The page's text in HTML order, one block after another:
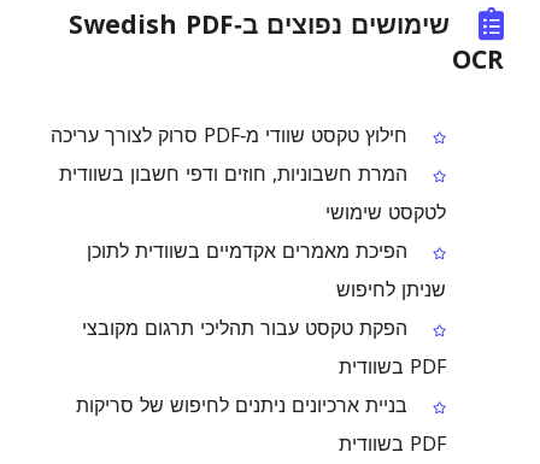
שימושים נפוצים ב‑Swedish PDF
OCR
חילוץ טקסט שוודי מ‑PDF סרוק לצורך עריכה
המרת חשבוניות, חוזים ודפי חשבון בשוודית
לטקסט שימושי
הפיכת מאמרים אקדמיים בשוודית לתוכן
שניתן לחיפוש
הפקת טקסט עבור תהליכי תרגום מקובצי
PDF בשוודית
בניית ארכיונים ניתנים לחיפוש של סריקות
PDF בשוודית